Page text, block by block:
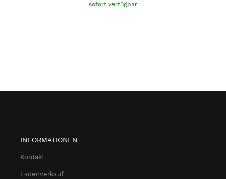
sofort verfügbar
INFORMATIONEN
Kontakt
Ladenverkauf